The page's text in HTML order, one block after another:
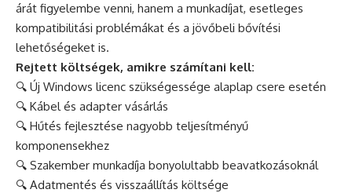
árát figyelembe venni, hanem a munkadíjat, esetleges
kompatibilitási problémákat és a jövőbeli bővítési
lehetőségeket is.
Rejtett költségek, amikre számítani kell:
🔍 Új Windows licenc szükségessége alaplap csere esetén
🔍 Kábel és adapter vásárlás
🔍 Hűtés fejlesztése nagyobb teljesítményű
komponensekhez
🔍 Szakember munkadíja bonyolultabb beavatkozásoknál
🔍 Adatmentés és visszaállítás költsége